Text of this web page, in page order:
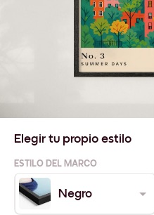
Elegir tu propio estilo
ESTILO DEL MARCO
Negro